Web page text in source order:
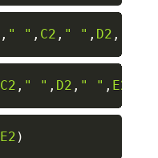
, " " , C2 , " " , D2 ,
Copy
C2 , " " , D2 , " " , E2
Copy
E2 )